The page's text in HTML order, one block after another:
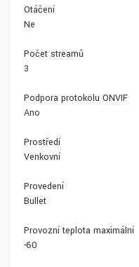
Otáčení
Ne
Počet streamů
3
Podpora protokolu ONVIF
Ano
Prostředí
Venkovní
Provedení
Bullet
Provozní teplota maximální
-60